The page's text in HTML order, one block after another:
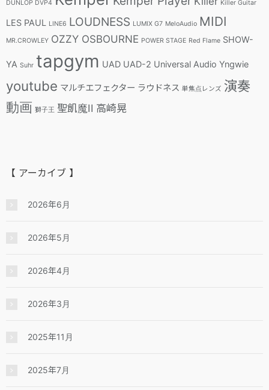
DUNLOP DVP4 Killer Guitar
LES PAUL LINE6 LOUDNESS LUMIX G7 MeloAudio MIDI
MR.CROWLEY OZZY OSBOURNE POWER STAGE Red Flame SHOW-
YA Suhr tapgym UAD UAD-2 Universal Audio Yngwie
youtube マルチエフェクター ラウドネス 単焦点レンズ 演奏
動画 獅子王 聖飢魔II 高崎晃
【 アーカイブ 】
2026年6月
2026年5月
2026年4月
2026年3月
2025年11月
2025年7月